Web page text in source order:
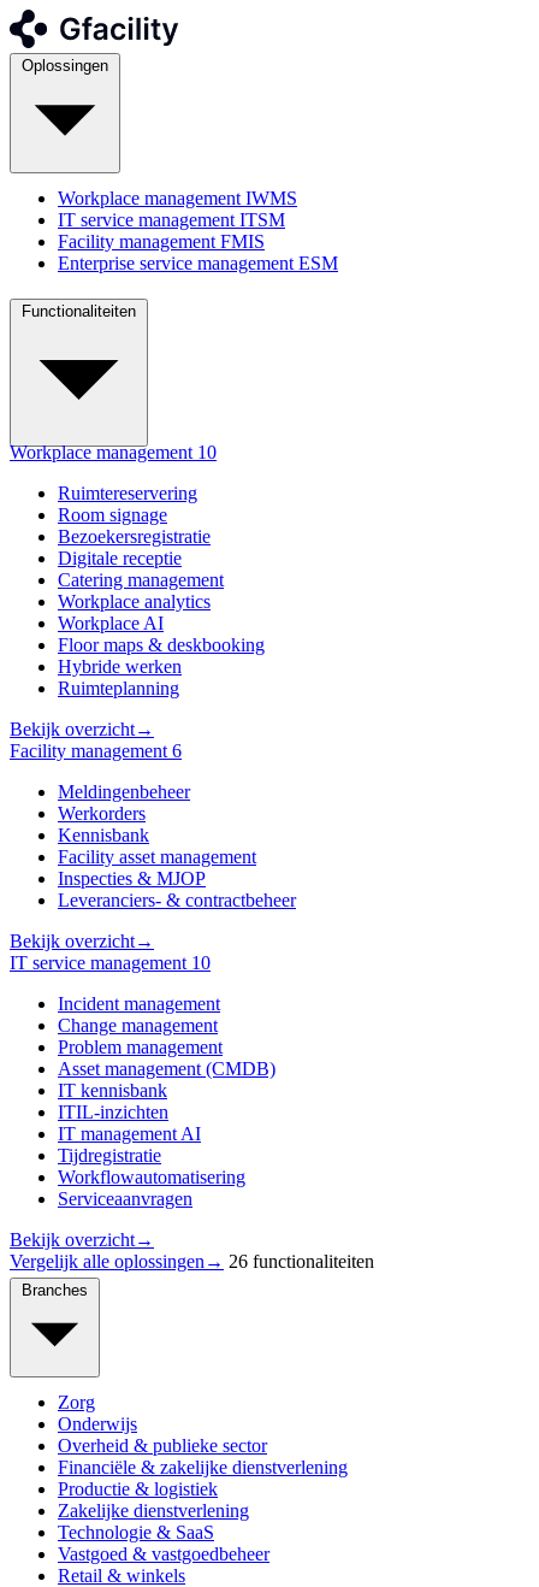
Workplace management IWMS
IT service management ITSM
Facility management FMIS
Enterprise service management ESM
Workplace management 10
Ruimtereservering
Room signage
Bezoekersregistratie
Digitale receptie
Catering management
Workplace analytics
Workplace AI
Floor maps & deskbooking
Hybride werken
Ruimteplanning
Bekijk overzicht→
Facility management 6
Meldingenbeheer
Werkorders
Kennisbank
Facility asset management
Inspecties & MJOP
Leveranciers- & contractbeheer
Bekijk overzicht→
IT service management 10
Incident management
Change management
Problem management
Asset management (CMDB)
IT kennisbank
ITIL-inzichten
IT management AI
Tijdregistratie
Workflowautomatisering
Serviceaanvragen
Bekijk overzicht→
Vergelijk alle oplossingen → 26 functionaliteiten
Zorg
Onderwijs
Overheid & publieke sector
Financiële & zakelijke dienstverlening
Productie & logistiek
Zakelijke dienstverlening
Technologie & SaaS
Vastgoed & vastgoedbeheer
Retail & winkels